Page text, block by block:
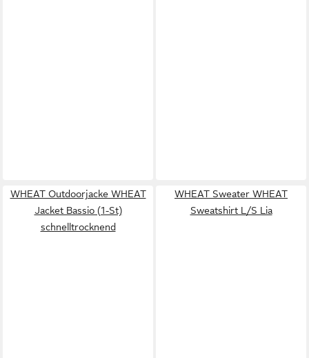
WHEAT Outdoorjacke WHEAT
Jacket Bassio (1-St)
schnelltrocknend
WHEAT Sweater WHEAT
Sweatshirt L/S Lia